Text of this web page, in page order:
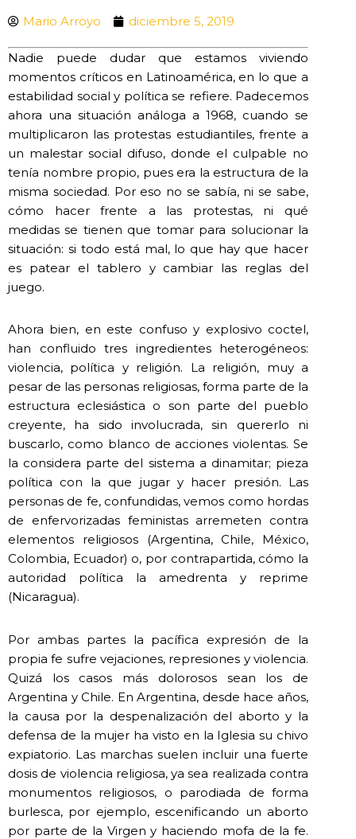
Mario Arroyo diciembre 5, 2019
Nadie puede dudar que estamos viviendo
momentos críticos en Latinoamérica, en lo que a
estabilidad social y política se refiere. Padecemos
ahora una situación análoga a 1968, cuando se
multiplicaron las protestas estudiantiles, frente a
un malestar social difuso, donde el culpable no
tenía nombre propio, pues era la estructura de la
misma sociedad. Por eso no se sabía, ni se sabe,
cómo hacer frente a las protestas, ni qué
medidas se tienen que tomar para solucionar la
situación: si todo está mal, lo que hay que hacer
es patear el tablero y cambiar las reglas del
juego.
Ahora bien, en este confuso y explosivo coctel,
han confluido tres ingredientes heterogéneos:
violencia, política y religión. La religión, muy a
pesar de las personas religiosas, forma parte de la
estructura eclesiástica o son parte del pueblo
creyente, ha sido involucrada, sin quererlo ni
buscarlo, como blanco de acciones violentas. Se
la considera parte del sistema a dinamitar; pieza
política con la que jugar y hacer presión. Las
personas de fe, confundidas, vemos como hordas
de enfervorizadas feministas arremeten contra
elementos religiosos (Argentina, Chile, México,
Colombia, Ecuador) o, por contrapartida, cómo la
autoridad política la amedrenta y reprime
(Nicaragua).
Por ambas partes la pacífica expresión de la
propia fe sufre vejaciones, represiones y violencia.
Quizá los casos más dolorosos sean los de
Argentina y Chile. En Argentina, desde hace años,
la causa por la despenalización del aborto y la
defensa de la mujer ha visto en la Iglesia su chivo
expiatorio. Las marchas suelen incluir una fuerte
dosis de violencia religiosa, ya sea realizada contra
monumentos religiosos, o parodiada de forma
burlesca, por ejemplo, escenificando un aborto
por parte de la Virgen y haciendo mofa de la fe.